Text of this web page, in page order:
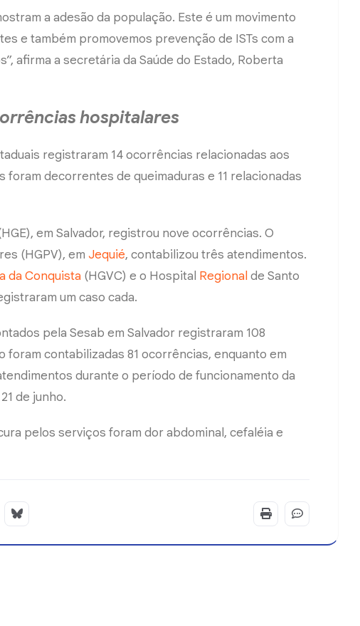
a adesão da população. Este é um movimento
e também promovemos prevenção de ISTs com a
afirma a secretária da Saúde do Estado, Roberta
hospitalares
registraram 14 ocorrências relacionadas aos
decorrentes de queimaduras e 11 relacionadas
em Salvador, registrou nove ocorrências. O
(HGPV), em Jequié, contabilizou três atendimentos.
da Conquista (HGVC) e o Hospital Regional de Santo
um caso cada.
pela Sesab em Salvador registraram 108
foram contabilizadas 81 ocorrências, enquanto em
durante o período de funcionamento da
de junho.
pelos serviços foram dor abdominal, cefaléia e